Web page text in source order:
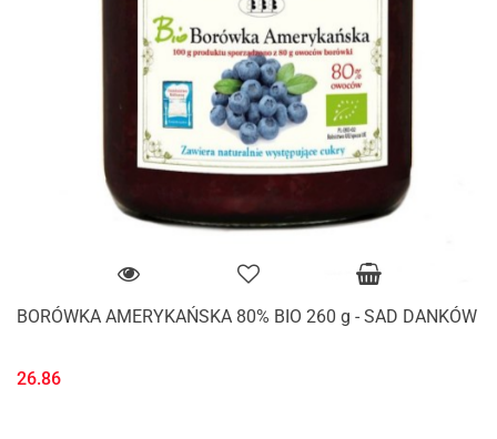
BORÓWKA AMERYKAŃSKA 80% BIO 260 g - SAD DANKÓW
26.86